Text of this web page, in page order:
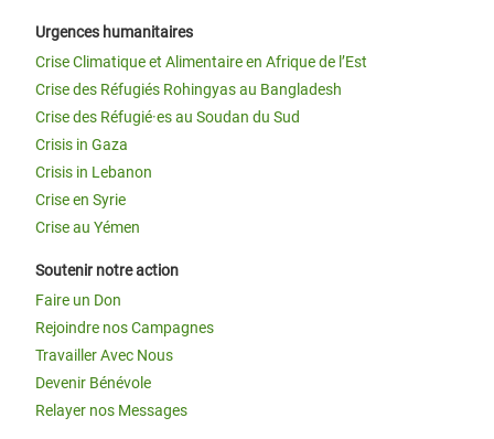
Urgences humanitaires
Crise Climatique et Alimentaire en Afrique de l’Est
Crise des Réfugiés Rohingyas au Bangladesh
Crise des Réfugié·es au Soudan du Sud
Crisis in Gaza
Crisis in Lebanon
Crise en Syrie
Crise au Yémen
Soutenir notre action
Faire un Don
Rejoindre nos Campagnes
Travailler Avec Nous
Devenir Bénévole
Relayer nos Messages